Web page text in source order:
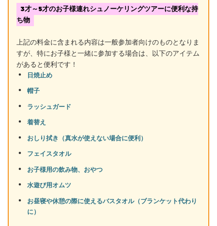
3才～5才のお子様連れシュノーケリングツアーに便利な持
ち物
上記の料金に含まれる内容は一般参加者向けのものとなりま
すが、特にお子様と一緒に参加する場合は、以下のアイテム
があると便利です！
日焼止め
帽子
ラッシュガード
着替え
おしり拭き（真水が使えない場合に便利）
フェイスタオル
お子様用の飲み物、おやつ
水遊び用オムツ
お昼寝や休憩の際に使えるバスタオル（ブランケット代わり
に）